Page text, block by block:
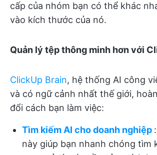
cấp của nhóm bạn có thể khác
vào kích thước của nó.
Quản lý tệp thông minh hơn với
ClickUp Brain, hệ thống AI công
và có ngữ cảnh nhất thế giới,
đổi cách bạn làm việc:
Tìm kiếm AI cho doanh nghiệp
này giúp bạn nhanh chóng tìm